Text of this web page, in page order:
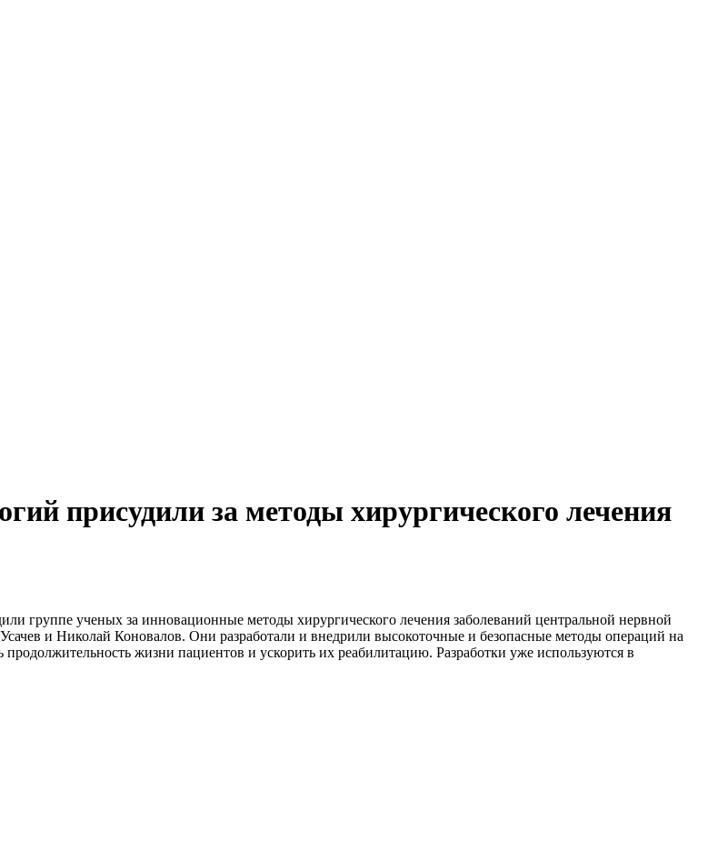
присудили за методы хирургического лечения
группе ученых за инновационные методы хирургического лечения заболеваний центральной нервной
и Николай Коновалов. Они разработали и внедрили высокоточные и безопасные методы операций на
жизни пациентов и ускорить их реабилитацию. Разработки уже используются в